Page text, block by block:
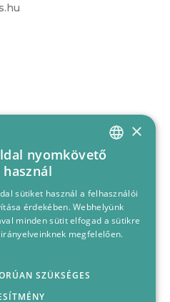
–
HUNGARIAN
×
nyomkövető
sütiket használ a felhasználói
érdekében. Webhelyünk
minden sütit elfogad a sütikre
megfelelően.
SZÜKSÉGES